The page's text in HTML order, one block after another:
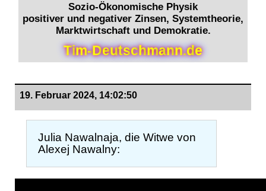
Sozio-Ökonomische Physik
positiver und negativer Zinsen, Systemtheorie,
Marktwirtschaft und Demokratie.
Tim-Deutschmann.de
19. Februar 2024, 14:02:50
Julia Nawalnaja, die Witwe von
Alexej Nawalny: